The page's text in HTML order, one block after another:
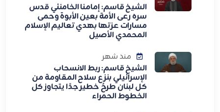
الشيخ قاسم: إمامنا الخامنئي قدس
سره رعى الأمة بعين الأبوة وحمى
مسارات عزتها بهدي تعاليم الإسلام
المحمدي الأصيل
منذ شهر
الشيخ قاسم: ربط الانسحاب
الإسرائيلي بنزع سلاح المقاومة من
كل لبنان طرحٌ خطير جدًا يتجاوز كل
الخطوط الحمراء